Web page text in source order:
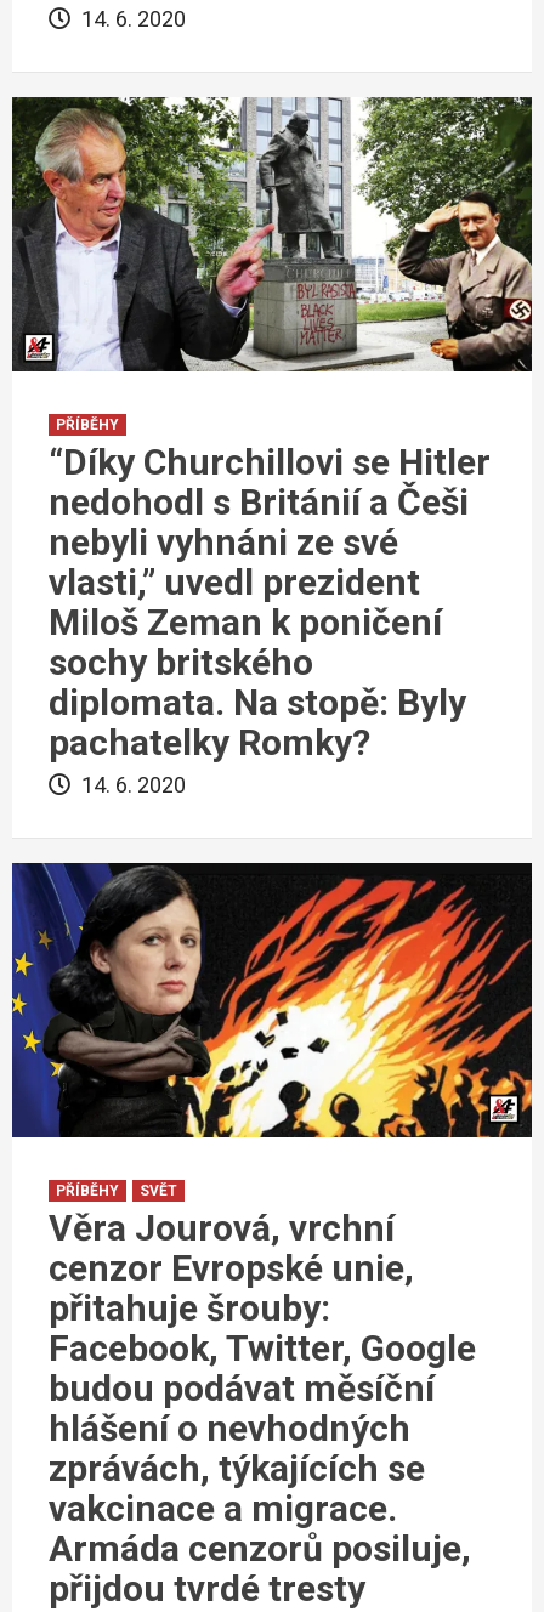
14. 6. 2020
PŘÍBĚHY
“Díky Churchillovi se Hitler
nedohodl s Británií a Češi
nebyli vyhnáni ze své
vlasti,” uvedl prezident
Miloš Zeman k poničení
sochy britského
diplomata. Na stopě: Byly
pachatelky Romky?
14. 6. 2020
PŘÍBĚHY SVĚT
Věra Jourová, vrchní
cenzor Evropské unie,
přitahuje šrouby:
Facebook, Twitter, Google
budou podávat měsíční
hlášení o nevhodných
zprávách, týkajících se
vakcinace a migrace.
Armáda cenzorů posiluje,
přijdou tvrdé tresty